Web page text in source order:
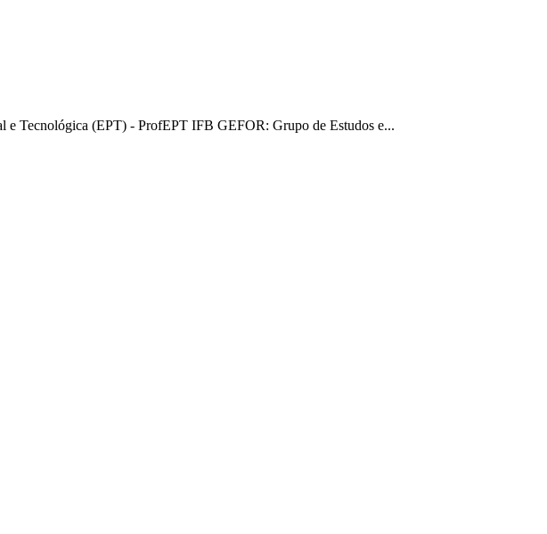
e Tecnológica (EPT) - ProfEPT IFB GEFOR: Grupo de Estudos e...